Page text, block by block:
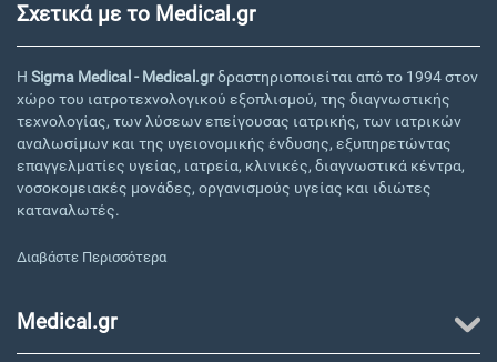
Σχετικά με το Medical.gr
Η Sigma Medical - Medical.grδραστηριοποιείται από το 1994 στον
χώρο του ιατροτεχνολογικού εξοπλισμού, της διαγνωστικής
τεχνολογίας, των λύσεων επείγουσας ιατρικής, των ιατρικών
αναλωσίμων και της υγειονομικής ένδυσης, εξυπηρετώντας
επαγγελματίες υγείας, ιατρεία, κλινικές, διαγνωστικά κέντρα,
νοσοκομειακές μονάδες, οργανισμούς υγείας και ιδιώτες
καταναλωτές.
Διαβάστε Περισσότερα
Medical.gr